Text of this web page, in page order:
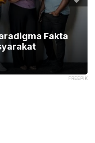
FREEPIK
Fakta